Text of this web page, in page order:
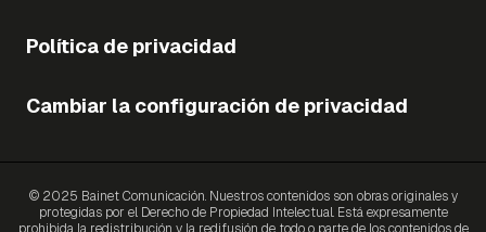
Política de privacidad
Cambiar la configuración de privacidad
© 2025 Bainet Comunicación. Nuestros contenidos son obras originales y
protegidas por el Derecho de Propiedad Intelectual. Está expresamente